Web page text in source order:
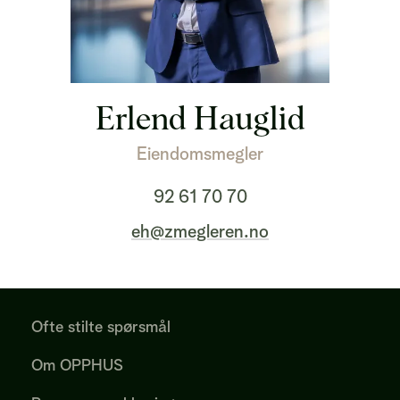
Erlend Hauglid
Eiendomsmegler
92 61 70 70
eh@zmegleren.no
Ofte stilte spørsmål
Om OPPHUS